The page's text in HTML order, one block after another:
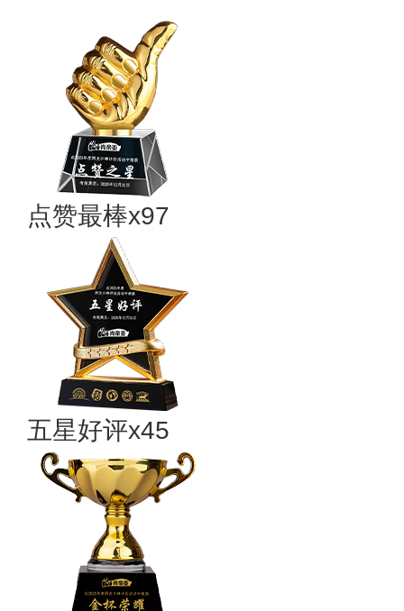
点赞最棒x97
五星好评x45